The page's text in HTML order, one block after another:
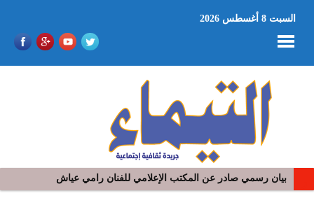
السبت 8 أغسطس 2026
بيان رسمي صادر عن المكتب الإعلامي للفنان رامي عياش
في افتتاح مهرجان بومخلوف الدولي: رؤوف ماهر يتالق و يشد الجمهور